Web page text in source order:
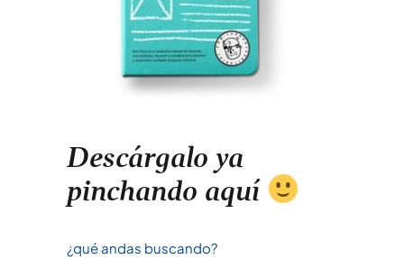
Descárgalo ya
pinchando aquí
¿qué andas buscando?